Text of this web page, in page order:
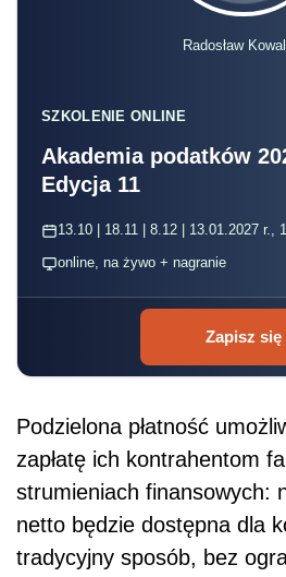
Radosław
SZKOLENIE ONLINE
Akademia podatków
Edycja 11
13.10 | 18.11 | 8.12 | 13.01.2027 r.,
online, na żywo + nagranie
Zapisz się
Podzielona płatność
zapłatę ich kontrahentom
strumieniach finansowych:
netto będzie dostępna dla
tradycyjny sposób, bez